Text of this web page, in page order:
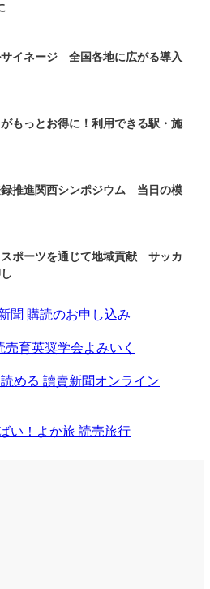
イネージ 全国各地に広がる導入
がもっとお得に！利用できる駅・施
録推進関西シンポジウム 当日の模
ポーツを通じて地域貢献 サッカ